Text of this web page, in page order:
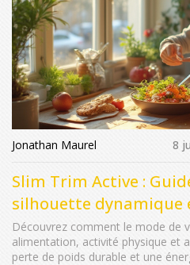
Jonathan Maurel 8
Slim Trim Active :
silhouette dynamique
Découvrez comment le mode de
alimentation, activité physique et
perte de poids durable et une